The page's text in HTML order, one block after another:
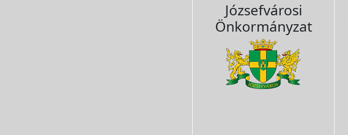
Józsefvárosi
Önkormányzat